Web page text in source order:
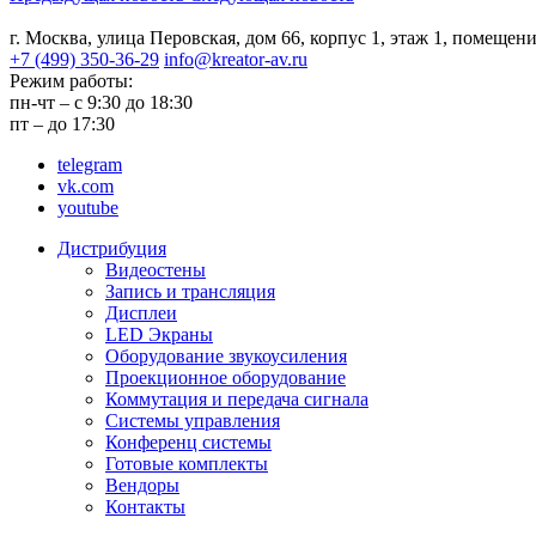
г. Москва, улица Перовская, дом 66, корпус 1, этаж 1,
+7 (499) 350-36-29 info@kreator-av.ru
Режим работы:
пн-чт – с 9:30 до 18:30
пт – до 17:30
telegram
vk.com
youtube
Дистрибуция
Видеостены
Запись и трансляция
Дисплеи
LED Экраны
Оборудование звукоусиления
Проекционное оборудование
Коммутация и передача сигнала
Системы управления
Конференц системы
Готовые комплекты
Вендоры
Контакты